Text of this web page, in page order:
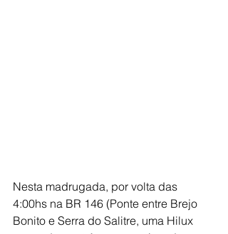
Nesta madrugada, por volta das
4:00hs na BR 146 (Ponte entre Brejo
Bonito e Serra do Salitre, uma Hilux